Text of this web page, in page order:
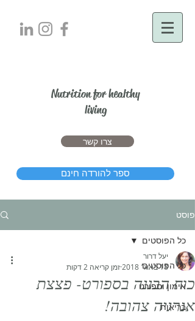
Nutrition for healthy
living
צרו קשר
ספר להורדה חינם
פוסט
כל הפוסטים
אימון וספורט
בריאות
כל הפוסטים
כוח הבננה בספורט- פצצת
אנרגיה צהובה!
יעל דרור
18 באוג׳ 2018
זמן קריאה 2 דקות